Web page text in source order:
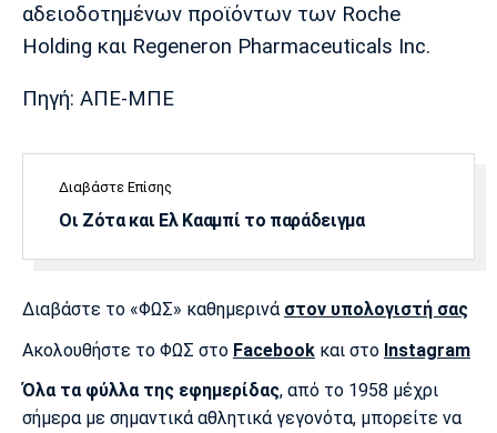
αδειοδοτημένων προϊόντων των Roche
Holding και Regeneron Pharmaceuticals Inc.
Πηγή: ΑΠΕ-ΜΠΕ
Διαβάστε Επίσης
Οι Ζότα και Ελ Κααμπί το παράδειγμα
Διαβάστε το «ΦΩΣ» καθημερινά στον υπολογιστή σας
Ακολουθήστε το ΦΩΣ στο Facebook και στο Instagram
Όλα τα φύλλα της εφημερίδας, από το 1958 μέχρι
σήμερα με σημαντικά αθλητικά γεγονότα, μπορείτε να